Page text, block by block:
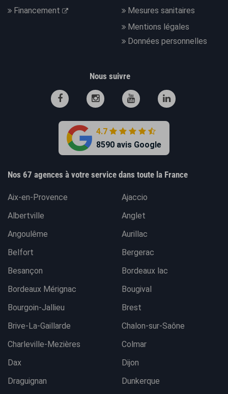
Financement
Mesures sanitaires
Mentions légales
Données personnelles
Nous suivre
4.7
8590 avis Google
Nos 67 agences à votre service dans toute la France
Aix-en-Provence
Ajaccio
Albertville
Anglet
Angoulême
Aurillac
Belfort
Bergerac
Besançon
Bordeaux lac
Bordeaux Mérignac
Bougival
Bourgoin-Jallieu
Brest
Brive-La-Gaillarde
Chalon-sur-Saône
Charleville-Mezières
Colmar
Dax
Dijon
Draguignan
Dunkerque